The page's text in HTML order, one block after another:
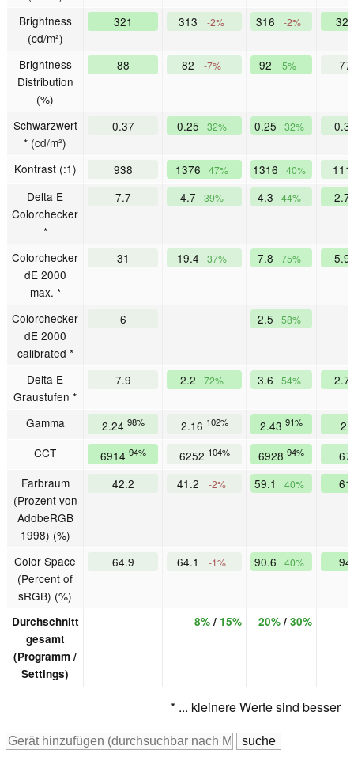
Brightness
(cd/m²)
321 313 -2% 316 -2%
Brightness
Distribution
(%)
88 82 -7% 92 5%
Schwarzwert
* (cd/m²)
0.37 0.25 32% 0.25 32%
Kontrast (:1) 938 1376 47% 1316 40%
Delta E
Colorchecker
*
7.7 4.7 39% 4.3 44%
Colorchecker
dE 2000
max. *
31 19.4 37% 7.8 75%
Colorchecker
dE 2000
calibrated *
6 2.5 58%
Delta E
Graustufen *
7.9 2.2 72% 3.6 54%
Gamma 2.24 98% 2.16 102% 2.43 91%
CCT
6914 94% 6252 104% 6928 94%
Farbraum
(Prozent von
AdobeRGB
1998) (%)
42.2 41.2 -2% 59.1 40%
Color Space
(Percent of
sRGB) (%)
64.9 64.1 -1% 90.6 40%
Durchschnitt
gesamt
(Programm /
Settings)
8%/ 15% 20%/ 30%
* ... kleinere Werte sind besser